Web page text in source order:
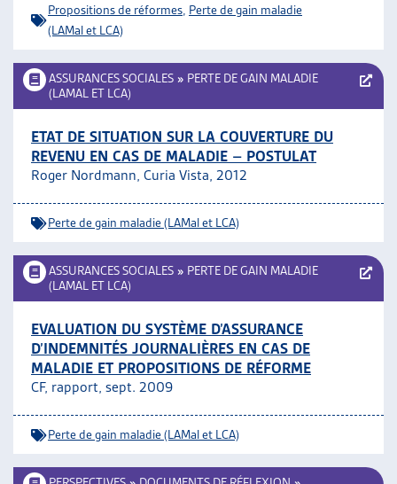
Propositions de réformes Perte de gain maladie
(LAMal et LCA)
ASSURANCES SOCIALES » PERTE DE GAIN MALADIE
(LAMAL ET LCA)
ETAT DE SITUATION SUR LA COUVERTURE DU
REVENU EN CAS DE MALADIE – POSTULAT
Roger Nordmann, Curia Vista, 2012
Perte de gain maladie (LAMal et LCA)
ASSURANCES SOCIALES » PERTE DE GAIN MALADIE
(LAMAL ET LCA)
EVALUATION DU SYSTÈME D’ASSURANCE
D’INDEMNITÉS JOURNALIÈRES EN CAS DE
MALADIE ET PROPOSITIONS DE RÉFORME
CF, rapport, sept. 2009
Perte de gain maladie (LAMal et LCA)